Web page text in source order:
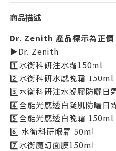
商品描述
Dr. Zenith 產品標示為正
▶️Dr. Zenith
1️⃣水衡科研注水霜150ml
2️⃣水衡科研水感晚霜 150ml
3️⃣水衡科研注水凝膠防曬日
4️⃣全能光感透白凝肌防曬日
5️⃣全能光感透白晚霜 150ml
6️⃣ 水衡科研眼霜 50ml
7️⃣水衡魔幻面膜150ml